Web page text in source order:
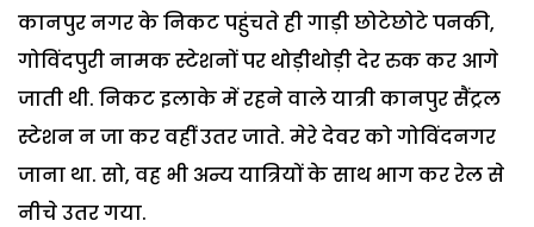
कानपुर नगर के निकट पहुंचते ही गाड़ी छोटेछोटे पनकी,
गोविंदपुरी नामक स्टेशनों पर थोड़ीथोड़ी देर रुक कर आगे
जाती थी. निकट इलाके में रहने वाले यात्री कानपुर सैंट्रल
स्टेशन न जा कर वहीं उतर जाते. मेरे देवर को गोविंदनगर
जाना था. सो, वह भी अन्य यात्रियों के साथ भाग कर रेल से
नीचे उतर गया.